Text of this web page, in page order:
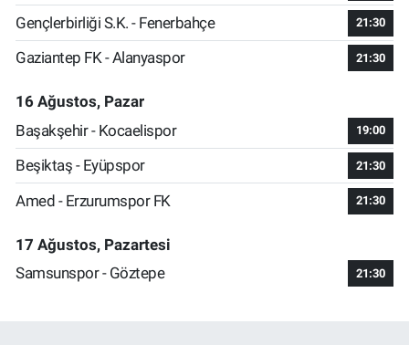
Gençlerbirliği S.K. - Fenerbahçe 21:30
Gaziantep FK - Alanyaspor 21:30
16 Ağustos, Pazar
Başakşehir - Kocaelispor
19:00
Beşiktaş - Eyüpspor 21:30
Amed - Erzurumspor FK 21:30
17 Ağustos, Pazartesi
Samsunspor - Göztepe
21:30